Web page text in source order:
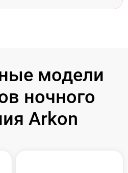
модели
ночного
Arkon